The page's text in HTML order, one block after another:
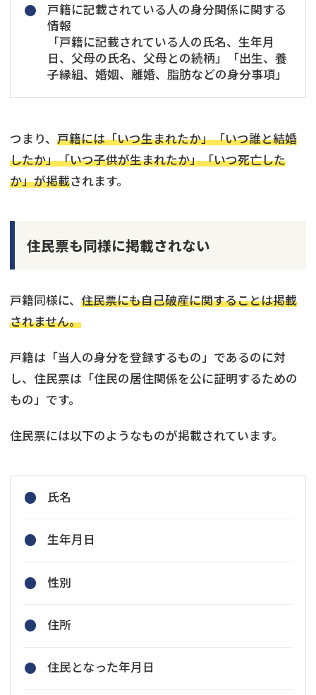
戸籍に記載されている人の身分関係に関する
情報
「戸籍に記載されている人の氏名、生年月
日、父母の氏名、父母との続柄」「出生、養
子縁組、婚姻、離婚、脂肪などの身分事項」
つまり、 戸籍には「いつ生まれたか」「いつ誰と結婚
したか」「いつ子供が生まれたか」「いつ死亡した
か」が掲載されます。
住民票も同様に掲載されない
戸籍同様に、 住民票にも自己破産に関することは掲載
されません。
戸籍は「当人の身分を登録するもの」であるのに対
し、住民票は「住民の居住関係を公に証明するための
もの」です。
住民票には以下のようなものが掲載されています。
氏名
生年月日
性別
住所
住民となった年月日